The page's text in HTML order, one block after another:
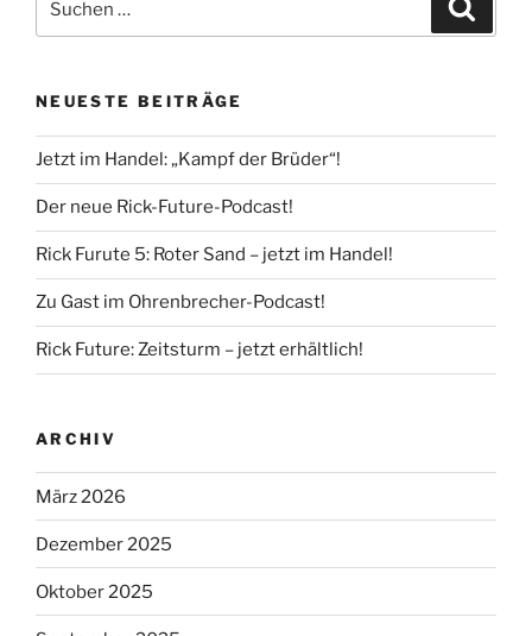
nach:
NEUESTE BEITRÄGE
Jetzt im Handel: „Kampf der Brüder“!
Der neue Rick-Future-Podcast!
Rick Furute 5: Roter Sand – jetzt im Handel!
Zu Gast im Ohrenbrecher-Podcast!
Rick Future: Zeitsturm – jetzt erhältlich!
ARCHIV
März 2026
Dezember 2025
Oktober 2025